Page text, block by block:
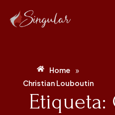
Home »
Christian Louboutin